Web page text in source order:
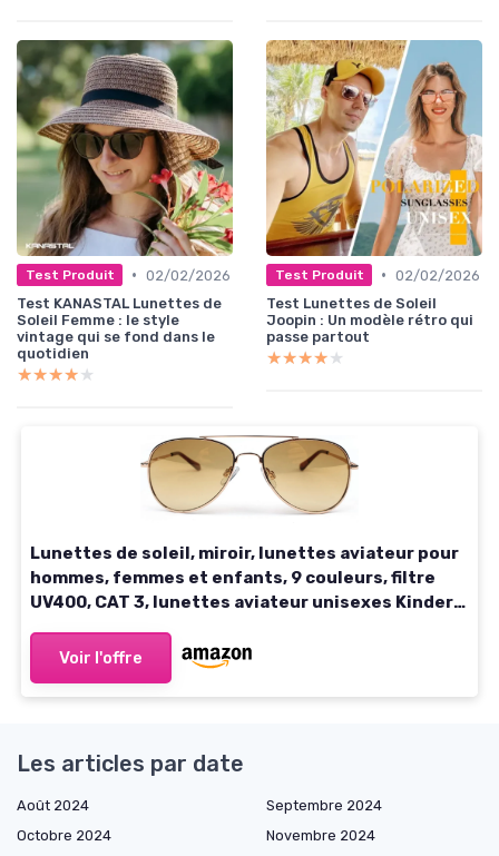
Test Produit • 02/02/2026
Test KANASTAL Lunettes de
Soleil Femme : le style
vintage qui se fond dans le
quotidien
★★★★★
★★★★★
Test Produit • 02/02/2026
Test Lunettes de Soleil
Joopin : Un modèle rétro qui
passe partout
★★★★★
★★★★★
Lunettes de soleil, miroir, lunettes aviateur pour
hommes, femmes et enfants, 9 couleurs, filtre
UV400, CAT 3, lunettes aviateur unisexes Kinder
Voir l'offre
Les articles par date
Août 2024
Septembre 2024
Octobre 2024
Novembre 2024